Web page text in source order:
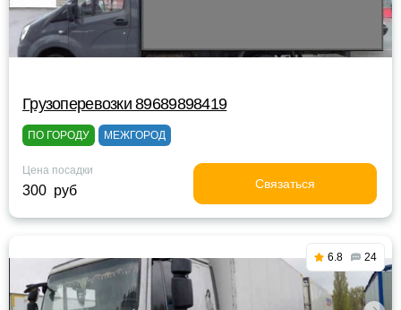
Грузоперевозки 89689898419
ПО ГОРОДУ МЕЖГОРОД
Цена посадки
300 руб Связаться
6.8 24